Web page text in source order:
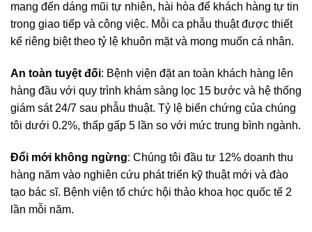
mang đến dáng mũi tự nhiên, hài hòa để khách hàng tự tin
trong giao tiếp và công việc. Mỗi ca phẫu thuật được thiết
kế riêng biệt theo tỷ lệ khuôn mặt và mong muốn cá nhân.
An toàn tuyệt đối: Bệnh viện đặt an toàn khách hàng lên
hàng đầu với quy trình khám sàng lọc 15 bước và hệ thống
giám sát 24/7 sau phẫu thuật. Tỷ lệ biến chứng của chúng
tôi dưới 0.2%, thấp gấp 5 lần so với mức trung bình ngành.
Đổi mới không ngừng: Chúng tôi đầu tư 12% doanh thu
hàng năm vào nghiên cứu phát triển kỹ thuật mới và đào
tạo bác sĩ. Bệnh viện tổ chức hội thảo khoa học quốc tế 2
lần mỗi năm.